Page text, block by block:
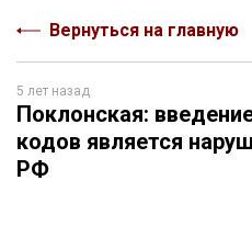
Вернуться на главную
5 лет назад
Поклонская:
кодов является
РФ